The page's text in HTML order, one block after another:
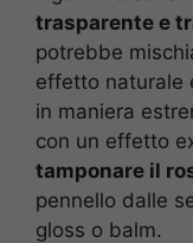
trasparente e
potrebbe
effetto naturale
in maniera
con un effetto
tamponare il
pennello dalle
gloss o balm.